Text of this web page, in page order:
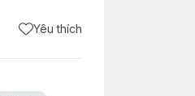
Yêu thích